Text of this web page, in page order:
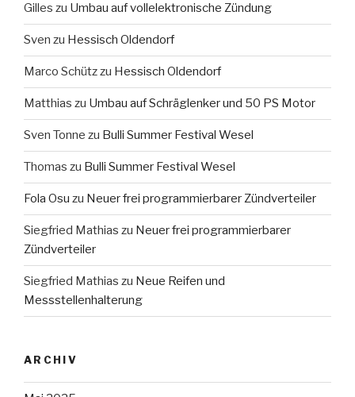
Gilles zu Umbau auf vollelektronische Zündung
Sven zu Hessisch Oldendorf
Marco Schützzu Hessisch Oldendorf
Matthias zu Umbau auf Schräglenker und 50 PS Motor
Sven Tonne zu Bulli Summer Festival Wesel
Thomas zu Bulli Summer Festival Wesel
Fola Osu zu Neuer frei programmierbarer Zündverteiler
Siegfried Mathias zu Neuer frei programmierbarer
Zündverteiler
Siegfried Mathias zu Neue Reifen und
Messstellenhalterung
ARCHIV